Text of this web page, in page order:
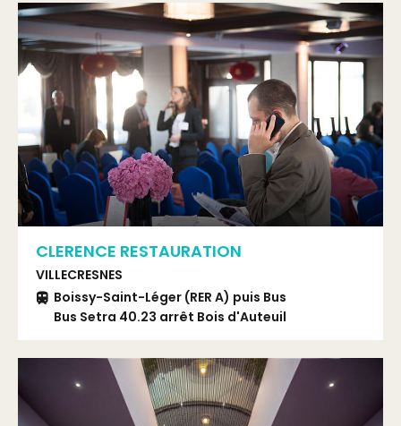
CLERENCE RESTAURATION
VILLECRESNES
Boissy-Saint-Léger (RER A) puis Bus
Bus Setra 40.23 arrêt Bois d'Auteuil